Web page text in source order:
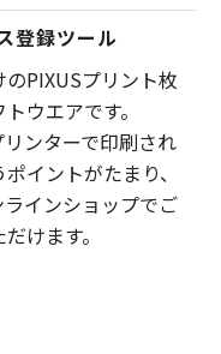
登録ツール
PIXUSプリント枚
ウエアです。
ンターで印刷され
イントがたまり、
インショップでご
けます。